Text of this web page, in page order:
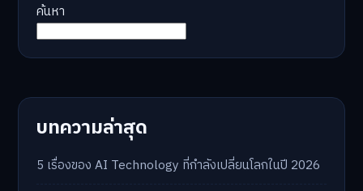
ค้นหา
บทความล่าสุด
5 เรื่องของ AI Technology ที่กำลังเปลี่ยนโลกในปี 2026